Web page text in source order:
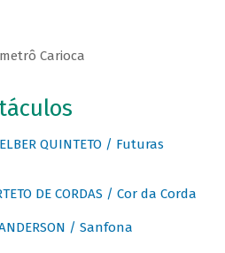
Carioca
QUINTETO / Futuras
DE CORDAS / Cor da Corda
/ Sanfona